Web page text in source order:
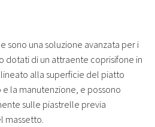
sono una soluzione avanzata per i
dotati di un attraente coprisifone in
alla superficie del piatto
la manutenzione, e possono
sulle piastrelle previa
massetto.